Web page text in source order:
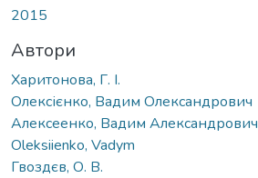
2015
Автори
Харитонова, Г. І.
Олексієнко, Вадим Олександрович
Алексеенко, Вадим Александрович
Oleksiienko, Vadym
Гвоздєв, О. В.